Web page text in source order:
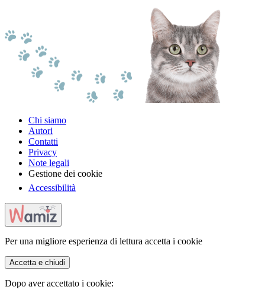
Chi siamo
Autori
Contatti
Privacy
Note legali
Gestione dei cookie
Accessibilità
Per una migliore esperienza di lettura accetta i cookie
Accetta e chiudi
Dopo aver accettato i cookie: